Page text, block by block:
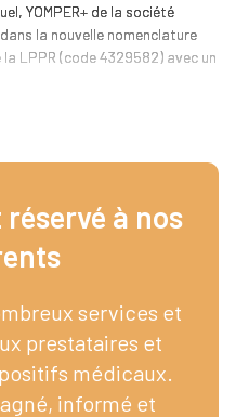
YOMPER+ de la société
la nouvelle nomenclature
LPPR (code 4329582) avec un
à nos
services et
prestataires et
médicaux.
informé et